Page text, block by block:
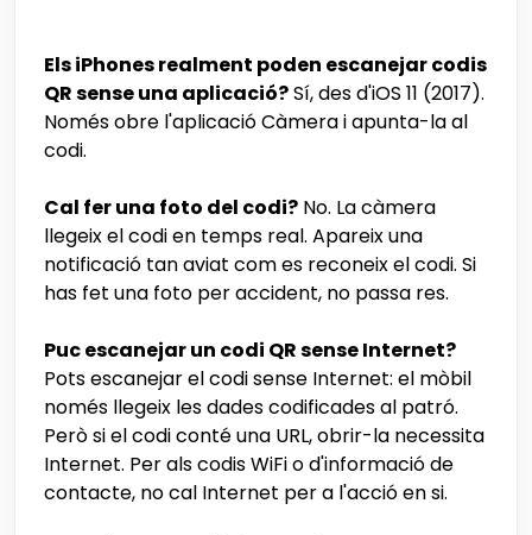
Els iPhones realment poden escanejar codis
QR sense una aplicació?Sí, des d'iOS 11 (2017).
Només obre l'aplicació Càmera i apunta-la al
codi.
Cal fer una foto del codi? No. La càmera
llegeix el codi en temps real. Apareix una
notificació tan aviat com es reconeix el codi. Si
has fet una foto per accident, no passa res.
Puc escanejar un codi QR sense Internet?
Pots escanejar el codi sense Internet: el mòbil
només llegeix les dades codificades al patró.
Però si el codi conté una URL, obrir-la necessita
Internet. Per als codis WiFi o d'informació de
contacte, no cal Internet per a l'acció en si.